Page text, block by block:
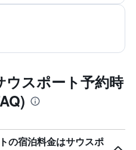
スポート予約時
の宿泊料金はサウスポ